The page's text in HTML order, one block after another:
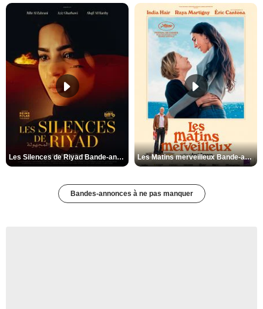
Les Silences de Riyad Bande-annonce VO STFR Les Matins merveilleux Bande-annonce VF
Bandes-annonces à ne pas manquer